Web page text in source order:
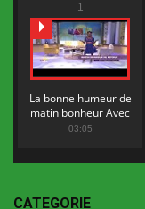
1
La bonne humeur de
matin bonheur Avec
Flopy Mendosa
03:05
CATEGORIE